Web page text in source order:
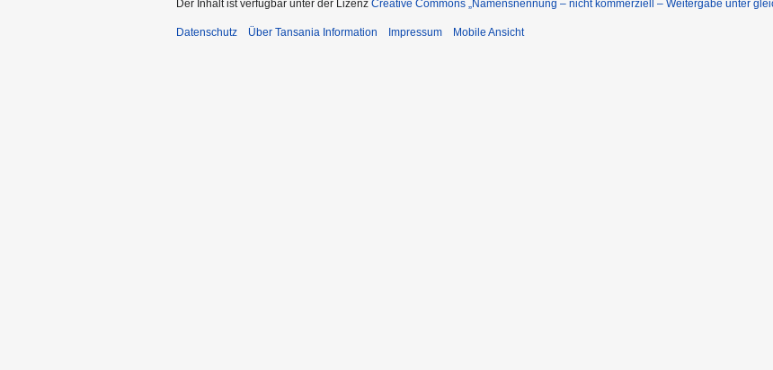
Der Inhalt ist verfügbar unter der Lizenz Creative Commons „Namensnennung – nicht kommerziell – Weitergabe unter
Datenschutz Über Tansania Information Impressum Mobile Ansicht